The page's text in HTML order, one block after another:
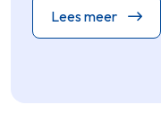
Lees meer